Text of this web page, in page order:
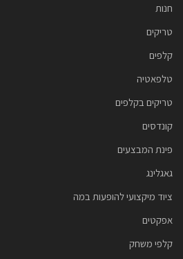
חנות
טריקים
קלפים
טלפאטיה
טריקים בקלפים
קונדסים
פינת המבצעים
גאגלינג
ציוד מיקצועי להופעות במה
אפקטים
קלפי משחק